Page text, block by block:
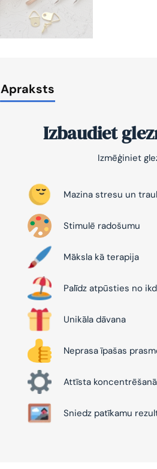
Apraksts
Izbaudiet
Izmēģiniet
Mazina stresu un
Stimulē radošumu
Māksla kā terapija
Palīdz atpūsties no
Unikāla dāvana
Neprasa īpašas
Attīsta
Sniedz patīkamu